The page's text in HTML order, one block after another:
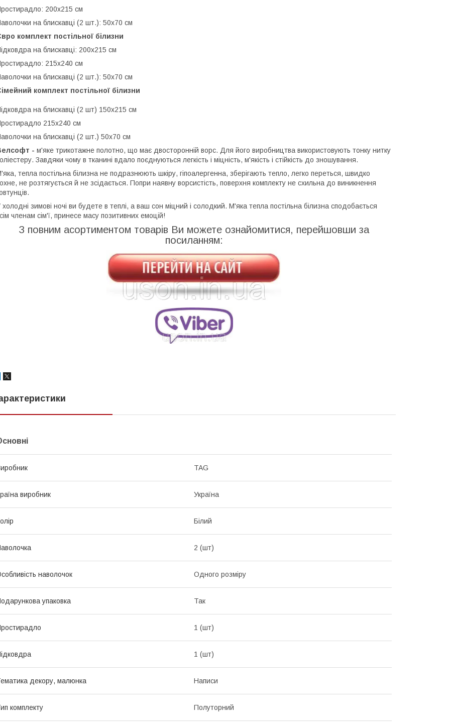
200x215 см
на блискавці (2 шт.): 50х70 см
комплект постільної білизни
на блискавці: 200x215 см
215x240 см
на блискавці (2 шт.): 50х70 см
комплект постільної білизни
на блискавці (2 шт) 150x215 см
215x240 см
на блискавці (2 шт.) 50х70 см
- м'яке трикотажне полотно, що має двосторонній ворс. Для його виробництва використовують тонку нитку
Завдяки чому в тканині вдало поєднуються легкість і міцність, м'якість і стійкість до зношування.
тепла постільна білизна не подразнюють шкіру, гіпоалергенна, зберігають тепло, легко переться, швидко
не розтягується й не зсідається. Попри наявну ворсистість, поверхня комплекту не схильна до виникнення
холодні зимові ночі ви будете в теплі, а ваш сон міцний і солодкий. М'яка тепла постільна білизна сподобається
членам сім'ї, принесе масу позитивних емоцій!
З повним асортиментом товарів Ви можете ознайомитися, перейшовши за
посиланням:
TAG
виробник Україна
Білий
2 (шт)
наволочок Одного розміру
упаковка Так
1 (шт)
1 (шт)
декору, малюнка Написи
комплекту Полуторний